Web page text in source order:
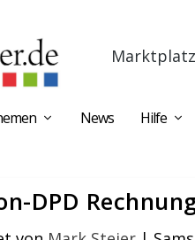
News Hilfe
DPD